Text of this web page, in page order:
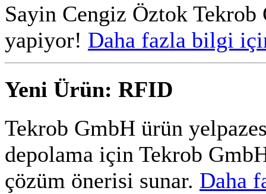
Sayin Cengiz Öztok
yapiyor! Daha fazla bilgi
Yeni Ürün: RFID
Tekrob GmbH ürün
depolama için Tekrob
çözüm önerisi sunar. Daha